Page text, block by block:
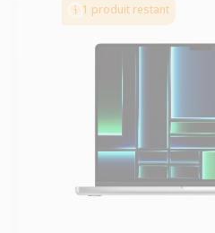
1 produit restant